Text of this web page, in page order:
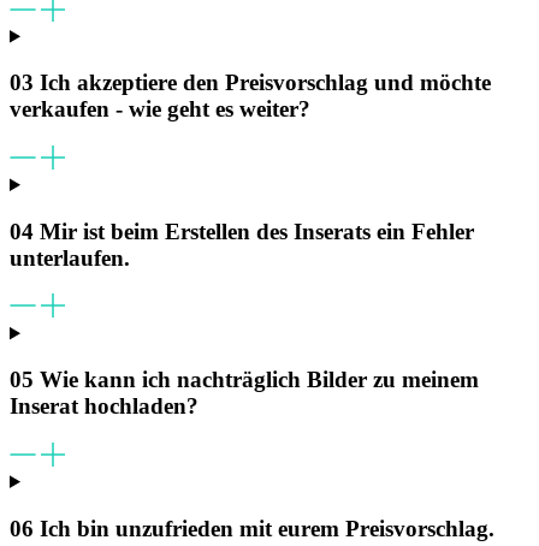
03 Ich akzeptiere den Preisvorschlag und möchte
verkaufen - wie geht es weiter?
04 Mir ist beim Erstellen des Inserats ein Fehler
unterlaufen.
05 Wie kann ich nachträglich Bilder zu meinem
Inserat hochladen?
06 Ich bin unzufrieden mit eurem Preisvorschlag.